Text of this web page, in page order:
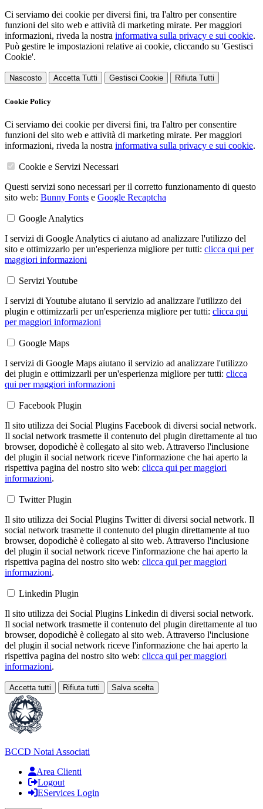
Ci serviamo dei cookie per diversi fini, tra l'altro per consentire
funzioni del sito web e attività di marketing mirate. Per maggiori
informazioni, riveda la nostra informativa sulla privacy e sui cookie.
Può gestire le impostazioni relative ai cookie, cliccando su 'Gestisci
Cookie'.
Nascosto Accetta Tutti Gestisci Cookie Rifiuta Tutti
Cookie Policy
Ci serviamo dei cookie per diversi fini, tra l'altro per consentire
funzioni del sito web e attività di marketing mirate. Per maggiori
informazioni, riveda la nostra informativa sulla privacy e sui cookie.
Cookie e Servizi Necessari
Questi servizi sono necessari per il corretto funzionamento di questo
sito web: Bunny Fonts e Google Recaptcha
Google Analytics
I servizi di Google Analytics ci aiutano ad analizzare l'utilizzo del
sito e ottimizzarlo per un'esperienza migliore per tutti: clicca qui per
maggiori informazioni
Servizi Youtube
I servizi di Youtube aiutano il servizio ad analizzare l'utilizzo dei
plugin e ottimizzarli per un'esperienza migliore per tutti: clicca qui
per maggiori informazioni
Google Maps
I servizi di Google Maps aiutano il servizio ad analizzare l'utilizzo
dei plugin e ottimizzarli per un'esperienza migliore per tutti: clicca
qui per maggiori informazioni
Facebook Plugin
Il sito utilizza dei Social Plugins Facebook di diversi social network.
Il social network trasmette il contenuto del plugin direttamente al tuo
browser, dopodichè è collegato al sito web. Attraverso l'inclusione
del plugin il social network riceve l'informazione che hai aperto la
rispettiva pagina del nostro sito web: clicca qui per maggiori
informazioni.
Twitter Plugin
Il sito utilizza dei Social Plugins Twitter di diversi social network. Il
social network trasmette il contenuto del plugin direttamente al tuo
browser, dopodichè è collegato al sito web. Attraverso l'inclusione
del plugin il social network riceve l'informazione che hai aperto la
rispettiva pagina del nostro sito web: clicca qui per maggiori
informazioni.
Linkedin Plugin
Il sito utilizza dei Social Plugins Linkedin di diversi social network.
Il social network trasmette il contenuto del plugin direttamente al tuo
browser, dopodichè è collegato al sito web. Attraverso l'inclusione
del plugin il social network riceve l'informazione che hai aperto la
rispettiva pagina del nostro sito web: clicca qui per maggiori
informazioni.
Accetta tutti Rifiuta tutti Salva scelta
Loading...
BCCD Notai Associati
Area Clienti
Logout
EServices Login